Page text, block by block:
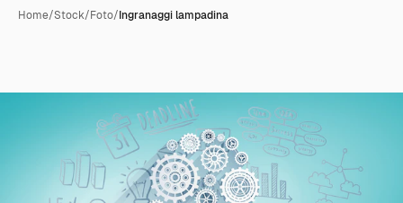
Home/Stock/Foto/Ingranaggi lampadina